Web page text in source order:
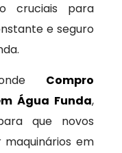
cruciais para
e seguro
Compro
Água Funda,
que novos
em